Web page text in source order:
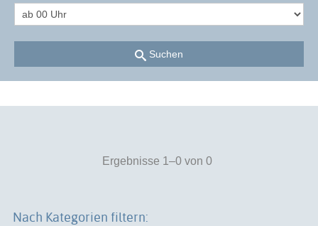
Suchen
Ergebnisse 1–0 von 0
Nach Kategorien filtern: